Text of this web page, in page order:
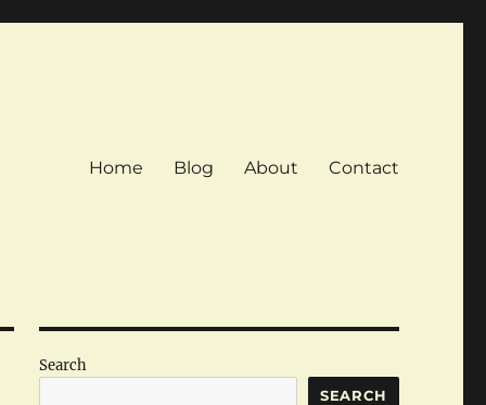
Home Blog About Contact
Search
SEARCH